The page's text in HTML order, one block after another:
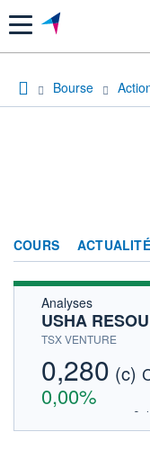
Menu
Bourse
COURS
Analyses
USHA
TSX VENTURE
0,280 (c)
0,00%